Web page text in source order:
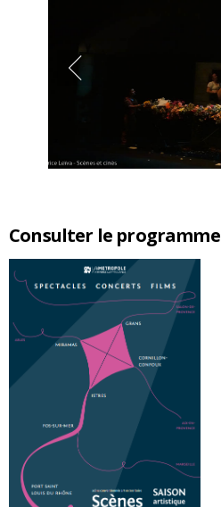
Consulter le programme